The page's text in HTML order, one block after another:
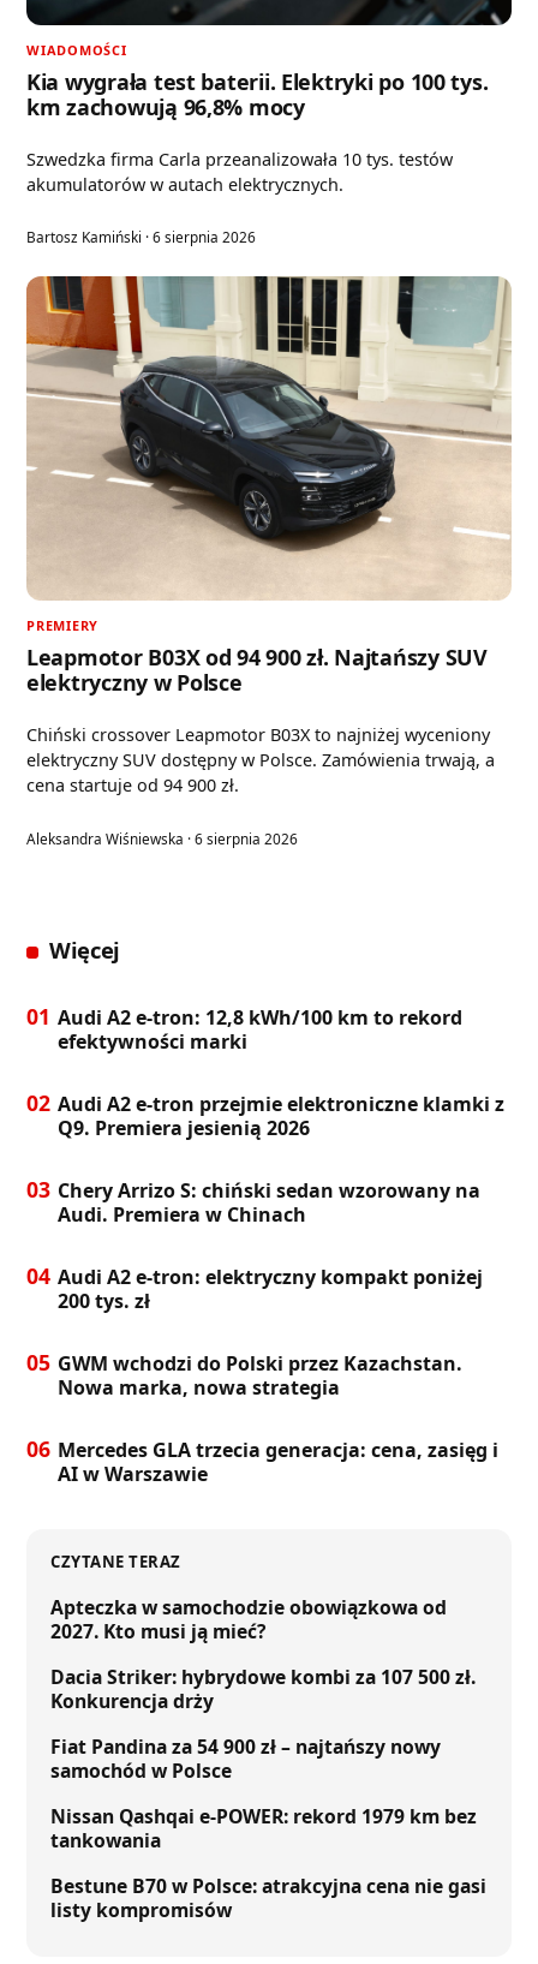
WIADOMOŚCI
Kia wygrała test baterii. Elektryki po 100 tys.
km zachowują 96,8% mocy
Szwedzka firma Carla przeanalizowała 10 tys. testów
akumulatorów w autach elektrycznych.
Bartosz Kamiński · 6 sierpnia 2026
PREMIERY
Leapmotor B03X od 94 900 zł. Najtańszy SUV
elektryczny w Polsce
Chiński crossover Leapmotor B03X to najniżej wyceniony
elektryczny SUV dostępny w Polsce. Zamówienia trwają, a
cena startuje od 94 900 zł.
Aleksandra Wiśniewska · 6 sierpnia 2026
Więcej
01 Audi A2 e-tron: 12,8 kWh/100 km to rekord
efektywności marki
02 Audi A2 e-tron przejmie elektroniczne klamki z
Q9. Premiera jesienią 2026
03 Chery Arrizo S: chiński sedan wzorowany na
Audi. Premiera w Chinach
04 Audi A2 e-tron: elektryczny kompakt poniżej
200 tys. zł
05 GWM wchodzi do Polski przez Kazachstan.
Nowa marka, nowa strategia
06 Mercedes GLA trzecia generacja: cena, zasięg i
AI w Warszawie
CZYTANE TERAZ
Apteczka w samochodzie obowiązkowa od
2027. Kto musi ją mieć?
Dacia Striker: hybrydowe kombi za 107 500 zł.
Konkurencja drży
Fiat Pandina za 54 900 zł – najtańszy nowy
samochód w Polsce
Nissan Qashqai e-POWER: rekord 1979 km bez
tankowania
Bestune B70 w Polsce: atrakcyjna cena nie gasi
listy kompromisów